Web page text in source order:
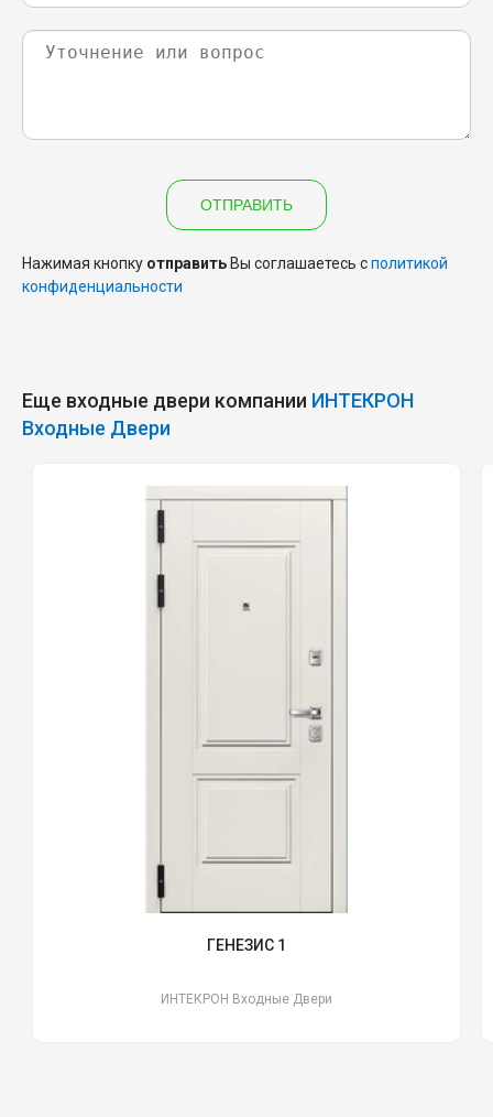
ОТПРАВИТЬ
Нажимая кнопку отправить Вы соглашаетесь сполитикой
конфиденциальности
Еще входные двери компании ИНТЕКРОН
Входные Двери
ГЕНЕЗИС 1
ИНТЕКРОН Входные Двери